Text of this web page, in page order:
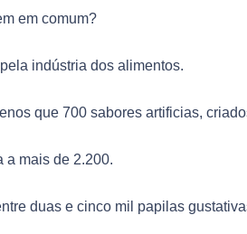
em comum?
indústria dos alimentos.
que 700 sabores artificias,
a mais de 2.200.
duas e cinco mil papilas